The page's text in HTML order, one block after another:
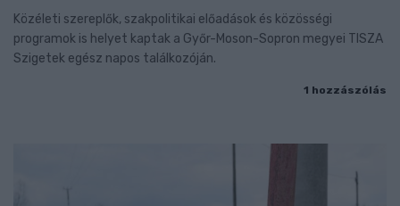
Közéleti szereplők, szakpolitikai előadások és közösségi
programok is helyet kaptak a Győr-Moson-Sopron megyei TISZA
Szigetek egész napos találkozóján.
1 hozzászólás